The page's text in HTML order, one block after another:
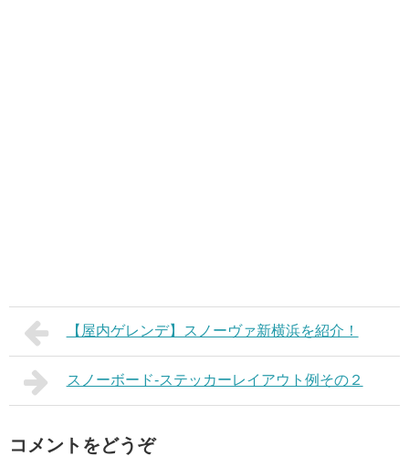
【屋内ゲレンデ】スノーヴァ新横浜を紹介！
スノーボード-ステッカーレイアウト例その２
コメントをどうぞ